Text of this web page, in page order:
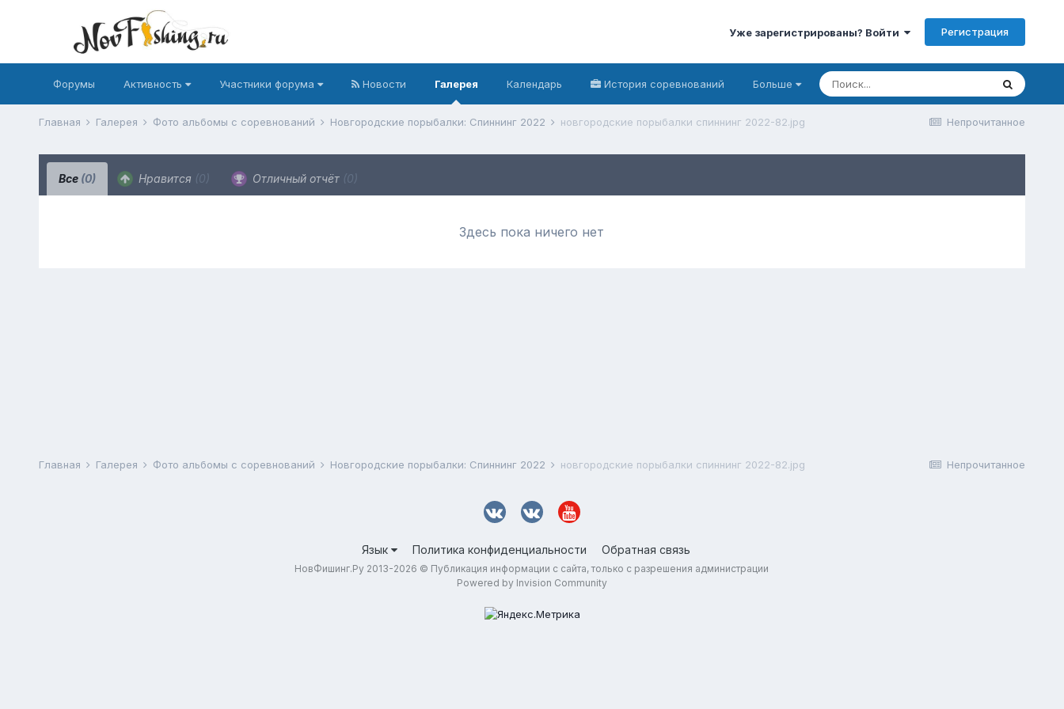
Уже зарегистрированы? Войти Регистрация
Форумы Активность Участники форума Новости Галерея Календарь История соревнований Больше
Непрочитанное
Главная Галерея Фото альбомы с соревнований Новгородские порыбалки: Спиннинг 2022 новгородские порыбалки спиннинг 2022-82.jpg
Все (0) Нравится (0) Отличный отчёт (0)
Здесь пока ничего нет
Непрочитанное
Главная Галерея Фото альбомы с соревнований Новгородские порыбалки: Спиннинг 2022 новгородские порыбалки спиннинг 2022-82.jpg
Язык Политика конфиденциальности Обратная связь
НовФишинг.Ру 2013-2026 © Публикация информации с сайта, только с разрешения администрации
Powered by Invision Community